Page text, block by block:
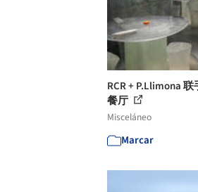
RCR + P.Llimona
餐厅
Misceláneo
Marcar